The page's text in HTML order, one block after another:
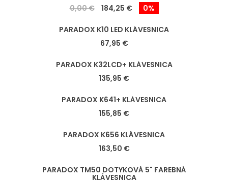
0,00 €
184,25 € 0%
PARADOX K10 LED KLÁVESNICA
67,95 €
PARADOX K32LCD+ KLÁVESNICA
135,95 €
PARADOX K641+ KLÁVESNICA
155,85 €
PARADOX K656 KLÁVESNICA
163,50 €
PARADOX TM50 DOTYKOVÁ 5" FAREBNÁ
KLÁVESNICA